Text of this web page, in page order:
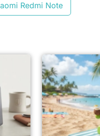
Redmi Note